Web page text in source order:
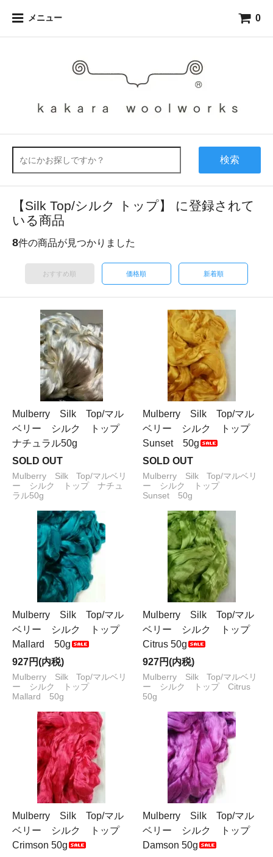
メニュー 0
検索
【Silk Top/シルク トップ】 に登録されて
いる商品
8件の商品が見つかりました
おすすめ順 価格順 新着順
Mulberry Silk Top/マル
ベリー シルク トップ
ナチュラル50g
SOLD OUT
Mulberry Silk Top/マルベリ
ー シルク トップ ナチュ
ラル50g
Mulberry Silk Top/マル
ベリー シルク トップ
Sunset 50g
SOLD OUT
Mulberry Silk Top/マルベリ
ー シルク トップ
Sunset 50g
Mulberry Silk Top/マル
ベリー シルク トップ
Mallard 50g
927円(内税)
Mulberry Silk Top/マルベリ
ー シルク トップ
Mallard 50g
Mulberry Silk Top/マル
ベリー シルク トップ
Citrus 50g
927円(内税)
Mulberry Silk Top/マルベリ
ー シルク トップ Citrus
50g
Mulberry Silk Top/マル
ベリー シルク トップ
Crimson 50g
Mulberry Silk Top/マル
ベリー シルク トップ
Damson 50g